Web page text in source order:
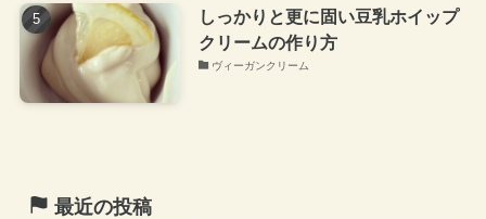
しっかりと更に固い豆乳ホイップ
クリームの作り方
ヴィーガンクリーム
最近の投稿